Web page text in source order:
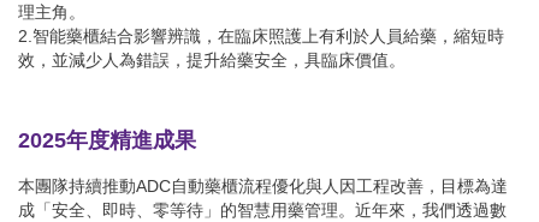
理主角。
2.智能藥櫃結合影響辨識，在臨床照護上有利於人員給藥，縮短時
效，並減少人為錯誤，提升給藥安全，具臨床價值。
2025年度精進成果
本團隊持續推動ADC自動藥櫃流程優化與人因工程改善，目標為達
成「安全、即時、零等待」的智慧用藥管理。近年來，我們透過數